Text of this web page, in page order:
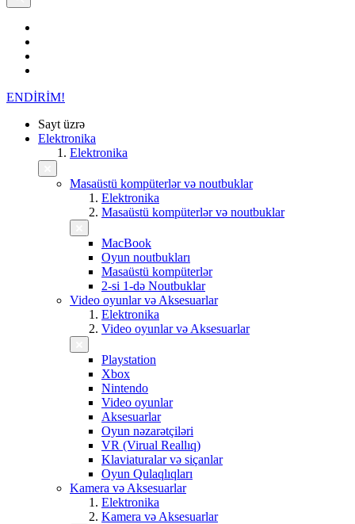
ENDİRİM!
Sayt üzrə
Elektronika
Elektronika
Masaüstü kompüterlər və noutbuklar
Elektronika
Masaüstü kompüterlər və noutbuklar
MacBook
Oyun noutbukları
Masaüstü kompüterlər
2-si 1-də Noutbuklar
Video oyunlar və Aksesuarlar
Elektronika
Video oyunlar və Aksesuarlar
Playstation
Xbox
Nintendo
Video oyunlar
Aksesuarlar
Oyun nəzarətçiləri
VR (Virual Reallıq)
Klaviaturalar və siçanlar
Oyun Qulaqlıqları
Kamera və Aksesuarlar
Elektronika
Kamera və Aksesuarlar